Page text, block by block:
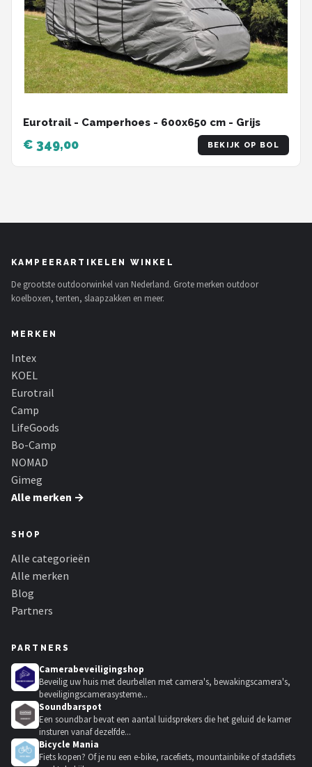
Eurotrail - Camperhoes - 600x650 cm - Grijs
€ 349,00 BEKIJK OP BOL
KAMPEERARTIKELEN WINKEL
De grootste outdoorwinkel van Nederland. Grote merken outdoor
koelboxen, tenten, slaapzakken en meer.
MERKEN
Intex
KOEL
Eurotrail
Camp
LifeGoods
Bo-Camp
NOMAD
Gimeg
Alle merken →
SHOP
Alle categorieën
Alle merken
Blog
Partners
PARTNERS
Camerabeveiligingshop
Beveilig uw huis met deurbellen met camera's, bewakingscamera's,
beveiligingscamerasysteme...
Soundbarspot
Een soundbar bevat een aantal luidsprekers die het geluid de kamer
insturen vanaf dezelfde...
Bicycle Mania
Fiets kopen? Of je nu een e-bike, racefiets, mountainbike of stadsfiets